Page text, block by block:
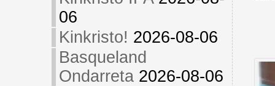
06
Kinkristo! 2026-08-06
Basqueland
Ondarreta 2026-08-06